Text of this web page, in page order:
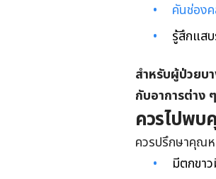
คันช่อง
รู้สึกแสบ
สำหรับผู้ป่วยบ
กับอาการต่าง
ควรไปพบ
ควรปรึกษาคุณ
มีตกขา